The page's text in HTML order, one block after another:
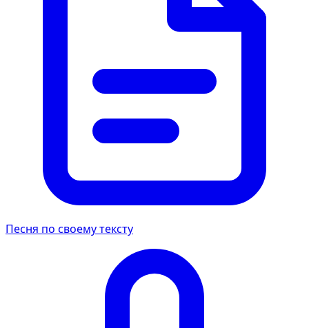
Песня по своему тексту